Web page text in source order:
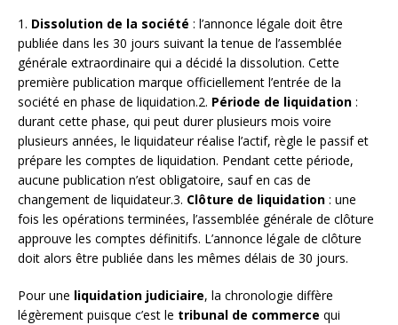
1. Dissolution de la société : l’annonce légale doit être
publiée dans les 30 jours suivant la tenue de l’assemblée
générale extraordinaire qui a décidé la dissolution. Cette
première publication marque officiellement l’entrée de la
société en phase de liquidation.2. Période de liquidation :
durant cette phase, qui peut durer plusieurs mois voire
plusieurs années, le liquidateur réalise l’actif, règle le passif et
prépare les comptes de liquidation. Pendant cette période,
aucune publication n’est obligatoire, sauf en cas de
changement de liquidateur.3. Clôture de liquidation : une
fois les opérations terminées, l’assemblée générale de clôture
approuve les comptes définitifs. L’annonce légale de clôture
doit alors être publiée dans les mêmes délais de 30 jours.
Pour une liquidation judiciaire, la chronologie diffère
légèrement puisque c’est le tribunal de commerce qui